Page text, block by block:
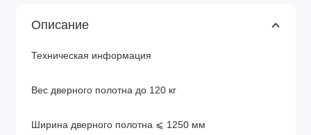
Описание
Техническая информация
Вес дверного полотна до 120 кг
Ширина дверного полотна ⩽ 1250 мм